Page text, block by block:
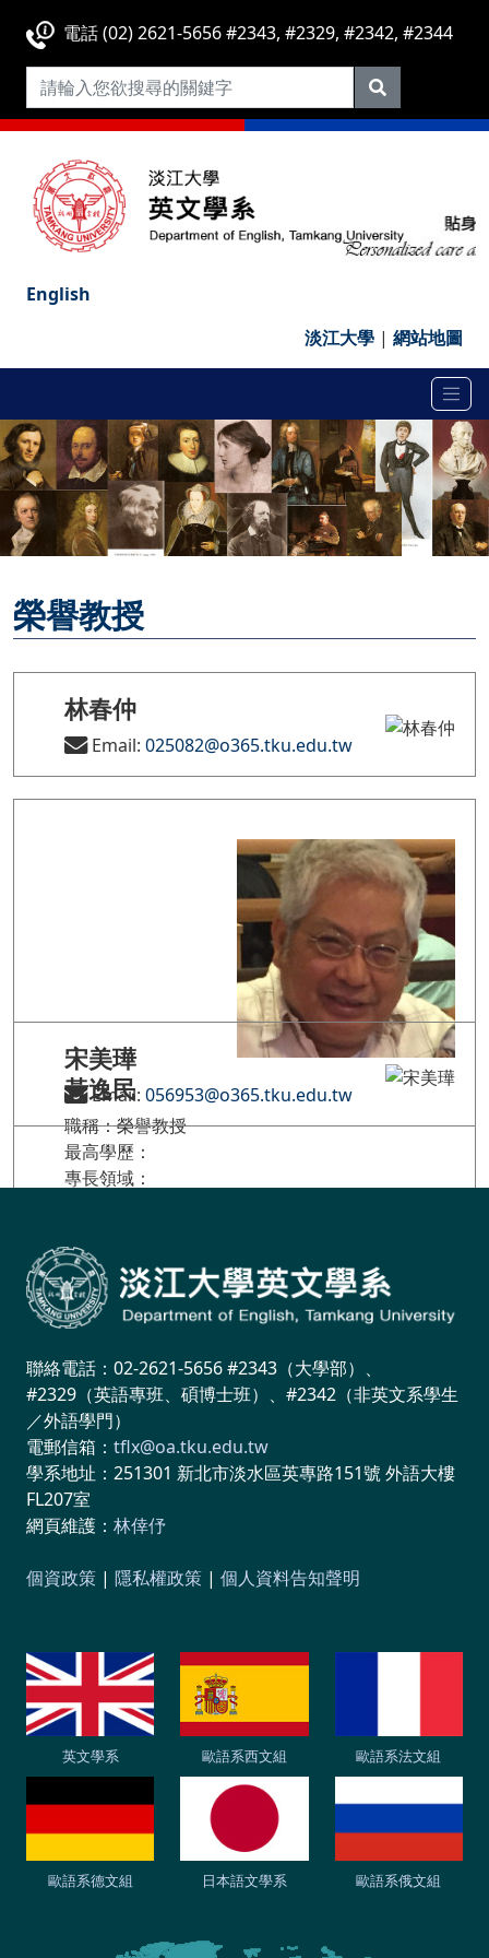
電話 (02) 2621-5656 #2343, #2329, #2342, #2344
English
淡江大學 | 網站地圖
榮譽教授
林春仲
Email: 025082@o365.tku.edu.tw
黃逸民
職稱：榮譽教授
最高學歷：
專長領域：
宋美璍
Email: 056953@o365.tku.edu.tw
聯絡電話：02-2621-5656 #2343（大學部）、
#2329（英語專班、碩博士班）、#2342（非英文系學生
／外語學門）
電郵信箱： tflx@oa.tku.edu.tw
學系地址：251301 新北市淡水區英專路151號 外語大樓
FL207室
網頁維護： 林倖伃
個資政策 | 隱私權政策 | 個人資料告知聲明
英文學系 歐語系西文組 歐語系法文組
歐語系德文組 日本語文學系 歐語系俄文組